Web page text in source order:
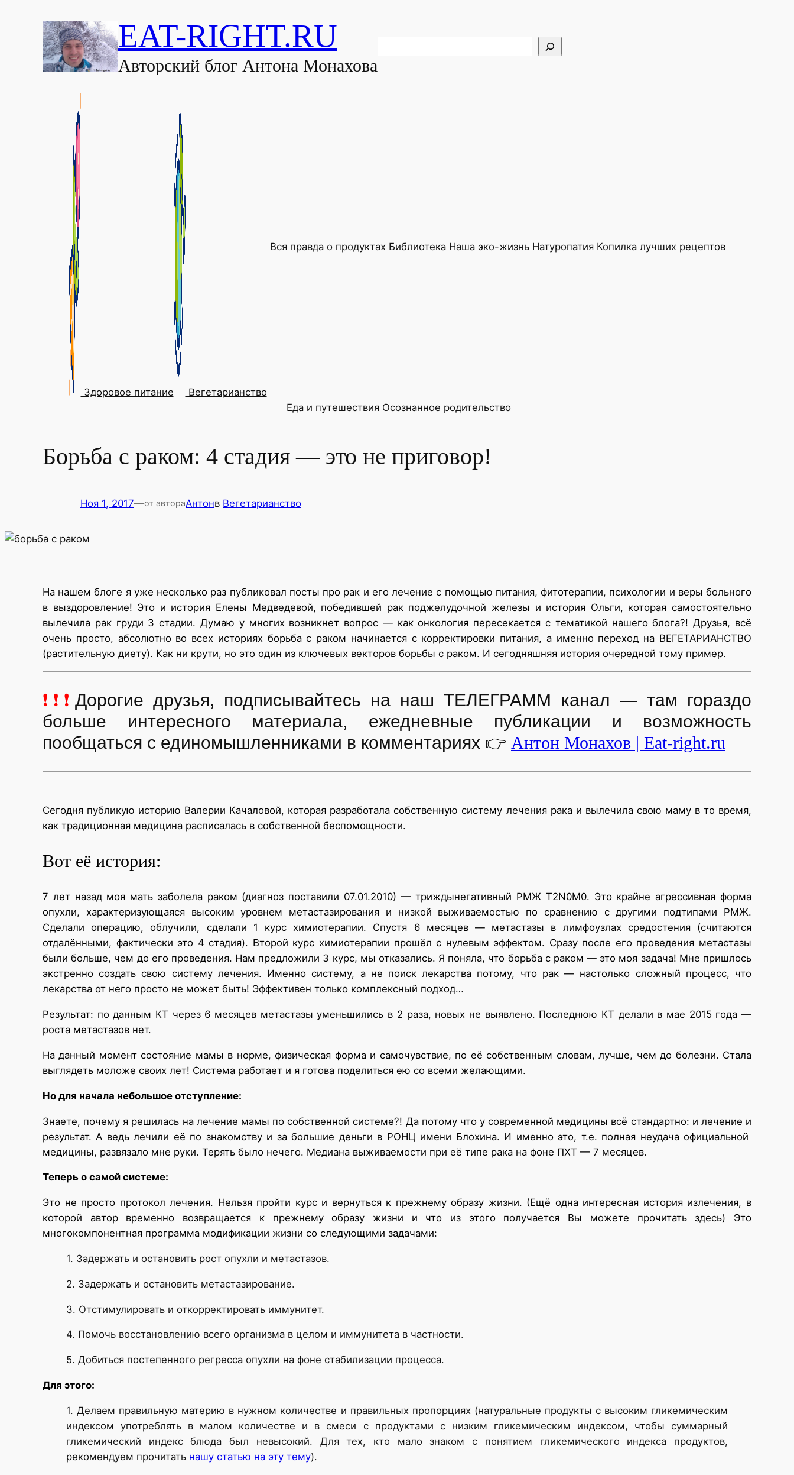
EAT-RIGHT.RU
Авторский блог Антона Монахова
Здоровое питание Вегетарианство
Вся правда о продуктах БиблиотекаНаша эко-жизньНатуропатияКопилка лучших рецептов
Еда и путешествияОсознанное родительство
Борьба с раком: 4 стадия — это не приговор!
Ноя 1, 2017—от автораАнтонв Вегетарианство
На нашем блоге я уже несколько раз публиковал посты про рак и его лечение с помощью питания, фитотерапии, психологии и веры больного
в выздоровление! Это и история Елены Медведевой, победившей рак поджелудочной железы и история Ольги, которая самостоятельно
вылечила рак груди 3 стадии. Думаю у многих возникнет вопрос — как онкология пересекается с тематикой нашего блога?! Друзья, всё
очень просто, абсолютно во всех историях борьба с раком начинается с корректировки питания, а именно переход на ВЕГЕТАРИАНСТВО
(растительную диету). Как ни крути, но это один из ключевых векторов борьбы с раком. И сегодняшняя история очередной тому пример.
❗❗❗ Дорогие друзья, подписывайтесь на наш ТЕЛЕГРАММ канал — там гораздо
больше интересного материала, ежедневные публикации и возможность
пообщаться с единомышленниками в комментариях 👉 Антон Монахов | Eat-right.ru
Сегодня публикую историю Валерии Качаловой, которая разработала собственную систему лечения рака и вылечила свою маму в то время,
как традиционная медицина расписалась в собственной беспомощности.
Вот её история:
7 лет назад моя мать заболела раком (диагноз поставили 07.01.2010) — триждынегативный РМЖ T2N0M0. Это крайне агрессивная форма
опухли, характеризующаяся высоким уровнем метастазирования и низкой выживаемостью по сравнению с другими подтипами РМЖ.
Сделали операцию, облучили, сделали 1 курс химиотерапии. Спустя 6 месяцев — метастазы в лимфоузлах средостения (считаются
отдалёнными, фактически это 4 стадия). Второй курс химиотерапии прошёл с нулевым эффектом. Сразу после его проведения метастазы
были больше, чем до его проведения. Нам предложили 3 курс, мы отказались. Я поняла, что борьба с раком — это моя задача! Мне пришлось
экстренно создать свою систему лечения. Именно систему, а не поиск лекарства потому, что рак — настолько сложный процесс, что
лекарства от него просто не может быть! Эффективен только комплексный подход…
Результат: по данным КТ через 6 месяцев метастазы уменьшились в 2 раза, новых не выявлено. Последнюю КТ делали в мае 2015 года —
роста метастазов нет.
На данный момент состояние мамы в норме, физическая форма и самочувствие, по её собственным словам, лучше, чем до болезни. Стала
выглядеть моложе своих лет! Система работает и я готова поделиться ею со всеми желающими.
Но для начала небольшое отступление:
Знаете, почему я решилась на лечение мамы по собственной системе?! Да потому что у современной медицины всё стандартно: и лечение и
результат. А ведь лечили её по знакомству и за большие деньги в РОНЦ имени Блохина. И именно это, т.е. полная неудача официальной
медицины, развязало мне руки. Терять было нечего. Медиана выживаемости при её типе рака на фоне ПХТ — 7 месяцев.
Теперь о самой системе:
Это не просто протокол лечения. Нельзя пройти курс и вернуться к прежнему образу жизни. (Ещё одна интересная история излечения, в
которой автор временно возвращается к прежнему образу жизни и что из этого получается Вы можете прочитать здесь) Это
многокомпонентная программа модификации жизни со следующими задачами:
1. Задержать и остановить рост опухли и метастазов.
2. Задержать и остановить метастазирование.
3. Отстимулировать и откорректировать иммунитет.
4. Помочь восстановлению всего организма в целом и иммунитета в частности.
5. Добиться постепенного регресса опухли на фоне стабилизации процесса.
Для этого:
1. Делаем правильную материю в нужном количестве и правильных пропорциях (натуральные продукты с высоким гликемическим
индексом употреблять в малом количестве и в смеси с продуктами с низким гликемическим индексом, чтобы суммарный
гликемический индекс блюда был невысокий. Для тех, кто мало знаком с понятием гликемического индекса продуктов,
рекомендуем прочитать нашу статью на эту тему).